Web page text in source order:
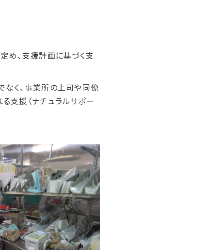
め、支援計画に基づく支
く、事業所の上司や同僚
支援（ナチュラルサポー